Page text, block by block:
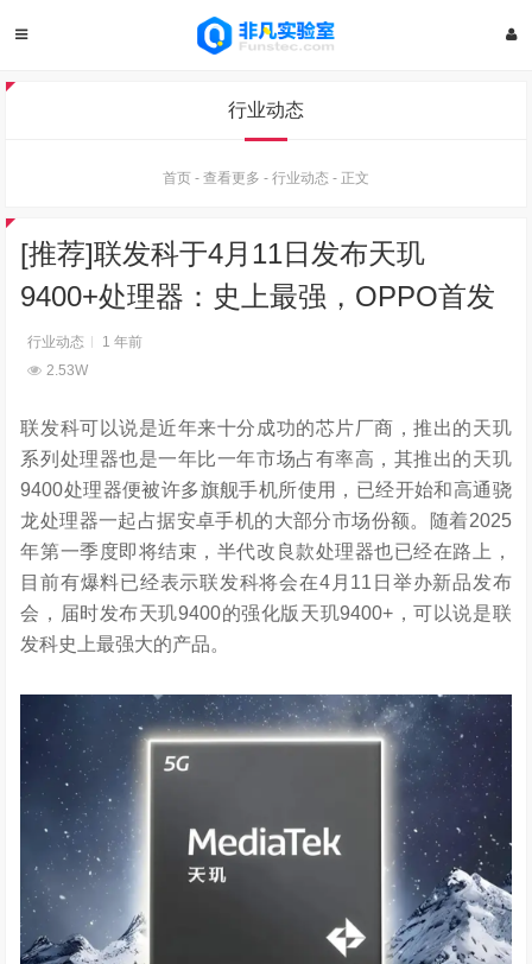
行业动态
首页 - 查看更多 - 行业动态 - 正文
[推荐]联发科于4月11日发布天玑
9400+处理器：史上最强，OPPO首发
行业动态
1 年前
2.53W
联发科可以说是近年来十分成功的芯片厂商，推出的天玑
系列处理器也是一年比一年市场占有率高，其推出的天玑
9400处理器便被许多旗舰手机所使用，已经开始和高通骁
龙处理器一起占据安卓手机的大部分市场份额。随着2025
年第一季度即将结束，半代改良款处理器也已经在路上，
目前有爆料已经表示联发科将会在4月11日举办新品发布
会，届时发布天玑9400的强化版天玑9400+，可以说是联
发科史上最强大的产品。